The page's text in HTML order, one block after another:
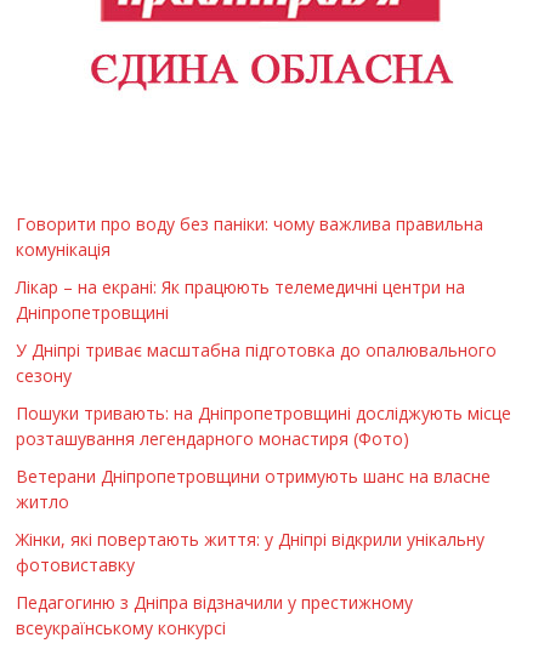
Говорити про воду без паніки: чому важлива правильна
комунікація
Лікар – на екрані: Як працюють телемедичні центри на
Дніпропетровщині
У Дніпрі триває масштабна підготовка до опалювального
сезону
Пошуки тривають: на Дніпропетровщині досліджують місце
розташування легендарного монастиря (Фото)
Ветерани Дніпропетровщини отримують шанс на власне
житло
Жінки, які повертають життя: у Дніпрі відкрили унікальну
фотовиставку
Педагогиню з Дніпра відзначили у престижному
всеукраїнському конкурсі